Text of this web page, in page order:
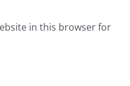
in this browser for